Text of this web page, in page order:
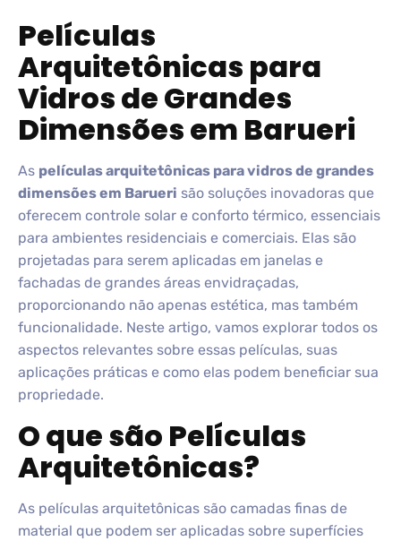
Películas
Arquitetônicas para
Vidros de Grandes
Dimensões em Barueri
As películas arquitetônicas para vidros de grandes
dimensões em Barueri são soluções inovadoras que
oferecem controle solar e conforto térmico, essenciais
para ambientes residenciais e comerciais. Elas são
projetadas para serem aplicadas em janelas e
fachadas de grandes áreas envidraçadas,
proporcionando não apenas estética, mas também
funcionalidade. Neste artigo, vamos explorar todos os
aspectos relevantes sobre essas películas, suas
aplicações práticas e como elas podem beneficiar sua
propriedade.
O que são Películas
Arquitetônicas?
As películas arquitetônicas são camadas finas de
material que podem ser aplicadas sobre superfícies